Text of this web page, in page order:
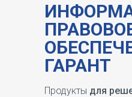
ГАРАНТ
Продукты для